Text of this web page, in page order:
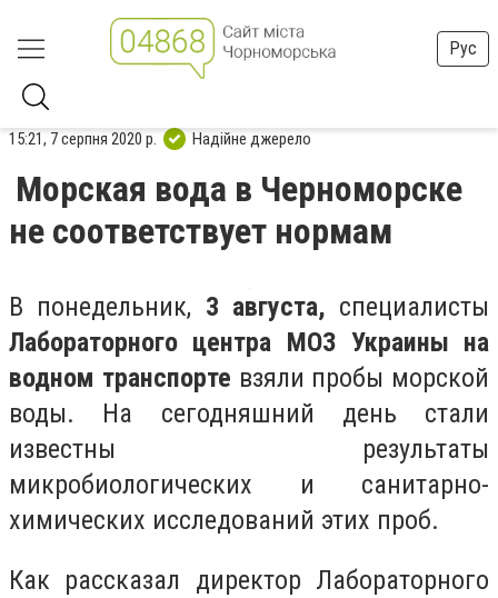
Рус
15:21, 7 серпня 2020 р. Надійне джерело
Морская вода в Черноморске
не соответствует нормам
В понедельник, 3 августа, специалисты
Лабораторного центра МОЗ Украины на
водном транспорте взяли пробы морской
воды. На сегодняшний день стали
известны результаты
микробиологических и санитарно-
химических исследований этих проб.
Как рассказал директор Лабораторного